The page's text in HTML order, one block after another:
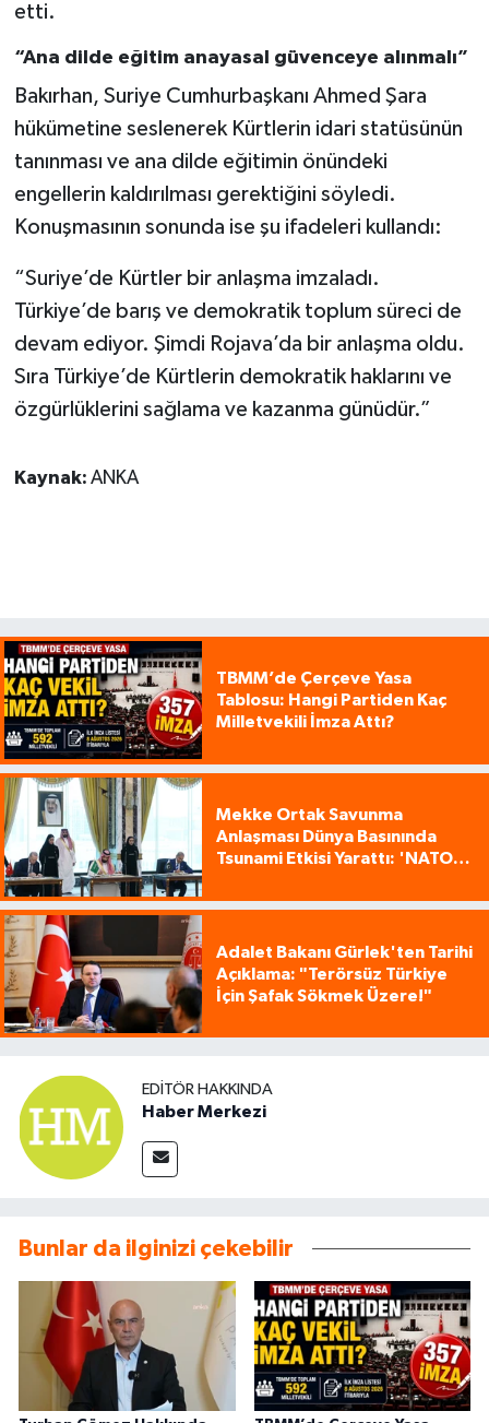
etti.
“Ana dilde eğitim anayasal güvenceye alınmalı”
Bakırhan, Suriye Cumhurbaşkanı Ahmed Şara
hükümetine seslenerek Kürtlerin idari statüsünün
tanınması ve ana dilde eğitimin önündeki
engellerin kaldırılması gerektiğini söyledi.
Konuşmasının sonunda ise şu ifadeleri kullandı:
“Suriye’de Kürtler bir anlaşma imzaladı.
Türkiye’de barış ve demokratik toplum süreci de
devam ediyor. Şimdi Rojava’da bir anlaşma oldu.
Sıra Türkiye’de Kürtlerin demokratik haklarını ve
özgürlüklerini sağlama ve kazanma günüdür.”
Kaynak: ANKA
TBMM’de Çerçeve Yasa
Tablosu: Hangi Partiden Kaç
Milletvekili İmza Attı?
Mekke Ortak Savunma
Anlaşması Dünya Basınında
Tsunami Etkisi Yarattı: 'NATO
Adalet Bakanı Gürlek'ten Tarihi
Açıklama: "Terörsüz Türkiye
İçin Şafak Sökmek Üzere!"
EDITÖR HAKKINDA
Haber Merkezi
Bunlar da ilginizi çekebilir